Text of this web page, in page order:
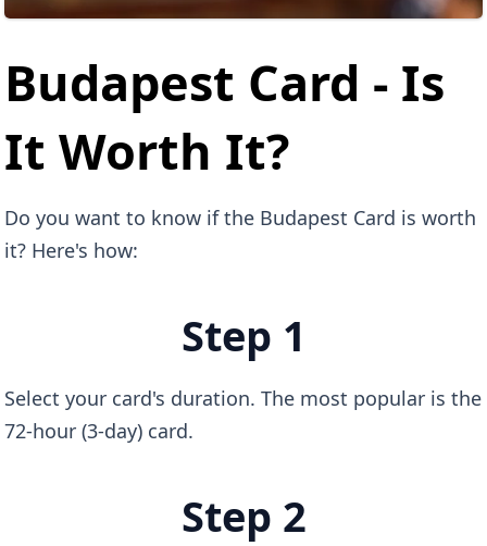
Budapest Card - Is
It Worth It?
Do you want to know if the Budapest Card is worth
it? Here's how:
Step 1
Select your card's duration. The most popular is the
72-hour (3-day) card.
Step 2